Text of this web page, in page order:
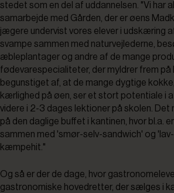
stedet som en del af uddannelsen. "Vi har
samarbejde med Gården, der er øens
jægere undervist vores elever i udskæring
svampe sammen med naturvejlederne,
æbleplantager og andre af de mange
fødevarespecialiteter, der myldrer frem på
begunstiget af, at de mange dygtige
kærlighed på øen, ser et stort potentiale i
videre i 2-3 dages lektioner på skolen. Det
på den daglige buffet i kantinen, hvor bl.a.
sammen med 'smør-selv-sandwich' og
kæmpehit."
Og så er der de dage, hvor
gastronomiske hovedretter, der sælges i